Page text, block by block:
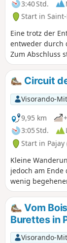
angeben.
3:40 Std.
Start in
Eine trotz der
entweder durch
Zum Abschluss
du Grand
aber... nicht
schöneCircuit
Visorando-
9,95 km
3:05 Std.
Start in Pajay
Kleine
jedoch am
wenig
Schotterwegen.
Vom
Burettes in
Visorando-